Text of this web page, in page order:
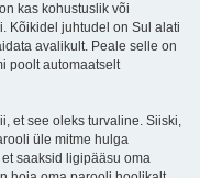
kas kohustuslik või
Kõikidel juhtudel on Sul alati
avalikult. Peale selle on
poolt automaatselt
et see oleks turvaline. Siiski,
üle mitme hulga
saaksid ligipääsu oma